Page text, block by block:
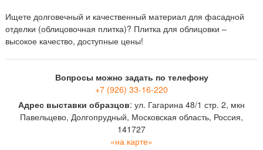
Ищете долговечный и качественный материал для фасадной
отделки (облицовочная плитка)? Плитка для облицовки –
высокое качество, доступные цены!
Вопросы можно задать по телефону
+7 (926) 33-16-220
Адрес выставки образцов: ул. Гагарина 48/1 стр. 2, мкн
Павельцево, Долгопрудный, Московская область, Россия,
141727
«на карте»